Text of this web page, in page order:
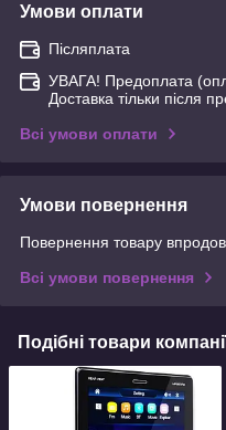
Умови оплати
Післяплата
УВАГА! Предоплата
Доставка тільки після
Всі умови оплати
Умови повернення
Повернення товару
Всі умови повернення
Подібні товари